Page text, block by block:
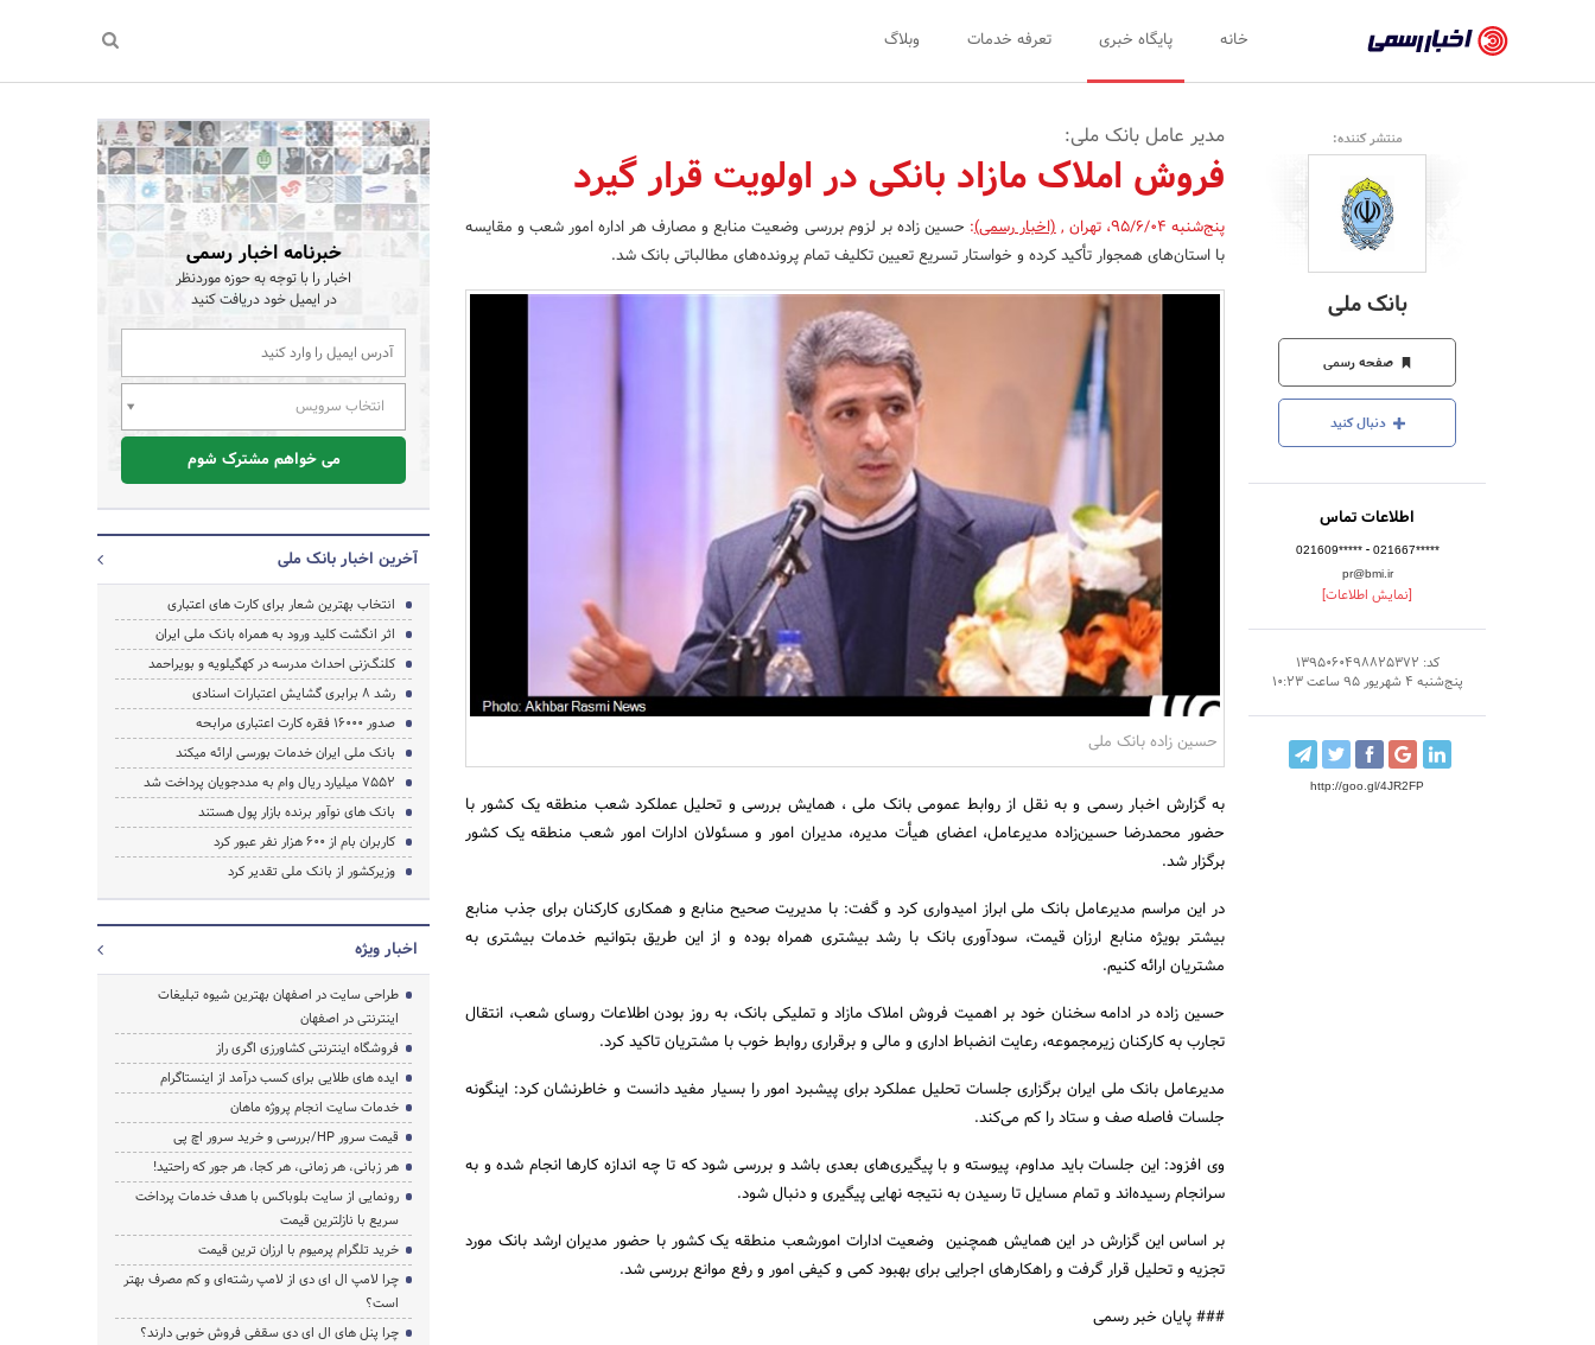
رسمی
-
اخبار
تایید
شده
شرکت‌ها،
سازمان‌ها
و
روابط
عمومی‌ها
خانه پایگاه خبری تعرفه خدمات وبلاگ
منتشر کننده:
بانک ملی
صفحه رسمی
دنبال کنید
اطلاعات تماس
021609***** - 021667*****
pr@bmi.ir
[نمایش اطلاعات]
کد: 1395060498825372
پنج‌شنبه 4 شهریور 95 ساعت 10:23
http://goo.gl/4JR2FP
مدیر عامل بانک ملی:
فروش املاک مازاد بانکی در اولویت قرار گیرد
پنج‌شنبه 95/6/04 ،تهران ,(اخبار رسمی): حسین زاده بر لزوم بررسی وضعیت منابع و مصارف هر اداره امور شعب و مقایسه
با استان‌های همجوار تأکید کرده و خواستار تسریع تعیین تکلیف تمام پرونده‌های مطالباتی بانک شد.
حسین زاده بانک ملی
به گزارش اخبار رسمی و به نقل از روابط عمومی بانک ملی ، همایش بررسی و تحلیل عملکرد شعب منطقه یک کشور با
حضور محمدرضا حسین‌زاده مدیرعامل، اعضای هیأت مدیره، مدیران امور و مسئولان ادارات امور شعب منطقه یک کشور
برگزار شد.
در این مراسم مدیرعامل بانک ملی ابراز امیدواری کرد و گفت: با مدیریت صحیح منابع و همکاری کارکنان برای جذب منابع
بیشتر بویژه منابع ارزان قیمت، سودآوری بانک با رشد بیشتری همراه بوده و از این طریق بتوانیم خدمات بیشتری به
مشتریان ارائه کنیم.
حسین زاده در ادامه سخنان خود بر اهمیت فروش املاک مازاد و تملیکی بانک، به روز بودن اطلاعات روسای شعب، انتقال
تجارب به کارکنان زیرمجموعه، رعایت انضباط اداری و مالی و برقراری روابط خوب با مشتریان تاکید کرد.
مدیرعامل بانک ملی ایران برگزاری جلسات تحلیل عملکرد برای پیشبرد امور را بسیار مفید دانست و خاطرنشان کرد: اینگونه
جلسات فاصله صف و ستاد را کم می‌کند.
وی افزود: این جلسات باید مداوم، پیوسته و با پیگیری‌های بعدی باشد و بررسی شود که تا چه اندازه کارها انجام شده و به
سرانجام رسیده‌اند و تمام مسایل تا رسیدن به نتیجه نهایی پیگیری و دنبال شود.
بر اساس این گزارش در این همایش همچنین وضعیت ادارات امورشعب منطقه یک کشور با حضور مدیران ارشد بانک مورد
تجزیه و تحلیل قرار گرفت و راهکارهای اجرایی برای بهبود کمی و کیفی امور و رفع موانع بررسی شد.
### پایان خبر رسمی
خبرنامه اخبار رسمی
اخبار را با توجه به حوزه موردنظر
در ایمیل خود دریافت کنید
انتخاب سرویس
می خواهم مشترک شوم
آخرین اخبار بانک ملی
انتخاب بهترین شعار برای کارت های اعتباری
اثر انگشت کلید ورود به همراه بانک ملی ایران
کلنگ‌زنی احداث مدرسه در کهگیلویه و بویراحمد
رشد 8 برابری گشایش اعتبارات اسنادی
صدور 16000 فقره کارت اعتباری مرابحه
بانک ملی ایران خدمات بورسی ارائه می‎کند
7552 میلیارد ریال وام به مددجویان پرداخت شد
بانک های نوآور برنده بازار پول هستند
کاربران بام از 600 هزار نفر عبور کرد
وزیرکشور از بانک ملی تقدیر کرد
اخبار ویژه
طراحی سایت در اصفهان بهترین شیوه تبلیغات
اینترنتی در اصفهان
فروشگاه اینترنتی کشاورزی اگری راز
ایده های طلایی برای کسب درآمد از اینستاگرام
خدمات سایت انجام پروژه ماهان
قیمت سرور HP/بررسی و خرید سرور اچ پی
هر زبانی، هر زمانی، هر کجا، هر جور که راحتید!
رونمایی از سایت بلوباکس با هدف خدمات پرداخت
سریع با نازلترین قیمت
خرید تلگرام پرمیوم با ارزان ترین قیمت
چرا لامپ ال ای دی از لامپ رشته‌ای و کم مصرف بهتر
است؟
چرا پنل های ال ای دی سقفی فروش خوبی دارند؟